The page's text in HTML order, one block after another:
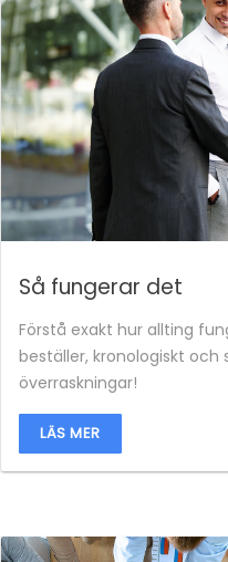
Så fungerar det
Förstå exakt hur allting
beställer, kronologiskt och
överraskningar!
LÄS MER